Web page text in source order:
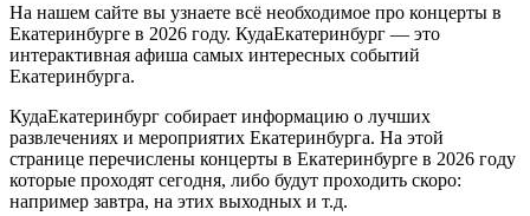
На нашем сайте вы узнаете всё необходимое про концерты в
Екатеринбурге в 2026 году. КудаЕкатеринбург — это
интерактивная афиша самых интересных событий
Екатеринбурга.
КудаЕкатеринбург собирает информацию о лучших
развлечениях и мероприятих Екатеринбурга. На этой
странице перечислены концерты в Екатеринбурге в 2026 году
которые проходят сегодня, либо будут проходить скоро:
например завтра, на этих выходных и т.д.